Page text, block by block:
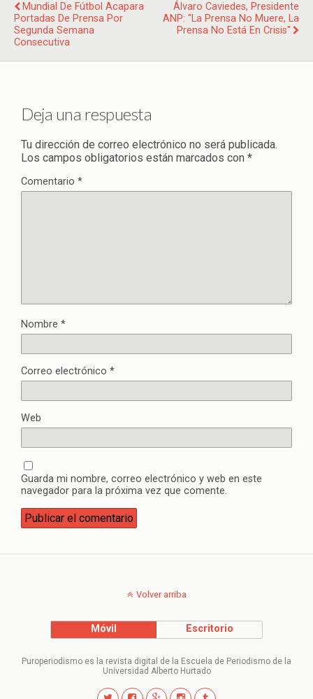
Mundial De Fútbol Acapara
Portadas De Prensa Por
Segunda Semana
Consecutiva
Álvaro Caviedes, Presidente
ANP: "La Prensa No Muere, La
Prensa No Está En Crisis"
Deja una respuesta
Tu dirección de correo electrónico no será publicada.
Los campos obligatorios están marcados con *
Comentario *
Nombre *
Correo electrónico *
Web
Guarda mi nombre, correo electrónico y web en este
navegador para la próxima vez que comente.
Volver arriba
Móvil Escritorio
Puroperiodismo es la revista digital de la Escuela de Periodismo de la
Universidad Alberto Hurtado